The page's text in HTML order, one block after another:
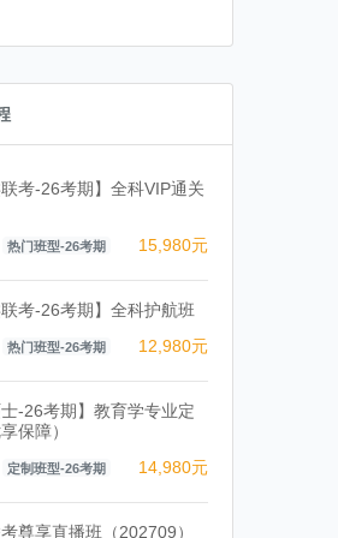
联考-26考期】全科VIP通关
热门班型-26考期 15,980元
联考-26考期】全科护航班
热门班型-26考期 12,980元
士-26考期】教育学专业定
保障）
定制班型-26考期 14,980元
尊享直播班（202709）